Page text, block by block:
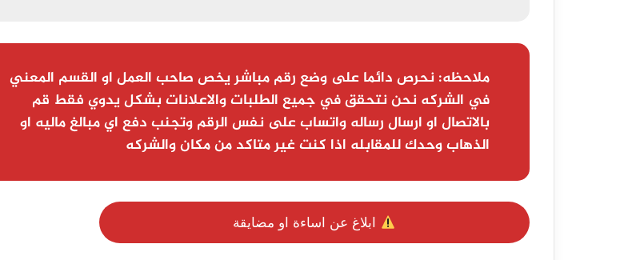
ملاحظه: نحرص دائما على وضع رقم مباشر يخص صاحب العمل او القسم المعني
في الشركه نحن نتحقق في جميع الطلبات والاعلانات بشكل يدوي فقط قم
بالاتصال او ارسال رساله واتساب على نفس الرقم وتجنب دفع اي مبالغ ماليه او
الذهاب وحدك للمقابله اذا كنت غير متاكد من مكان والشركه
ابلاغ عن اساءة او مضايقة